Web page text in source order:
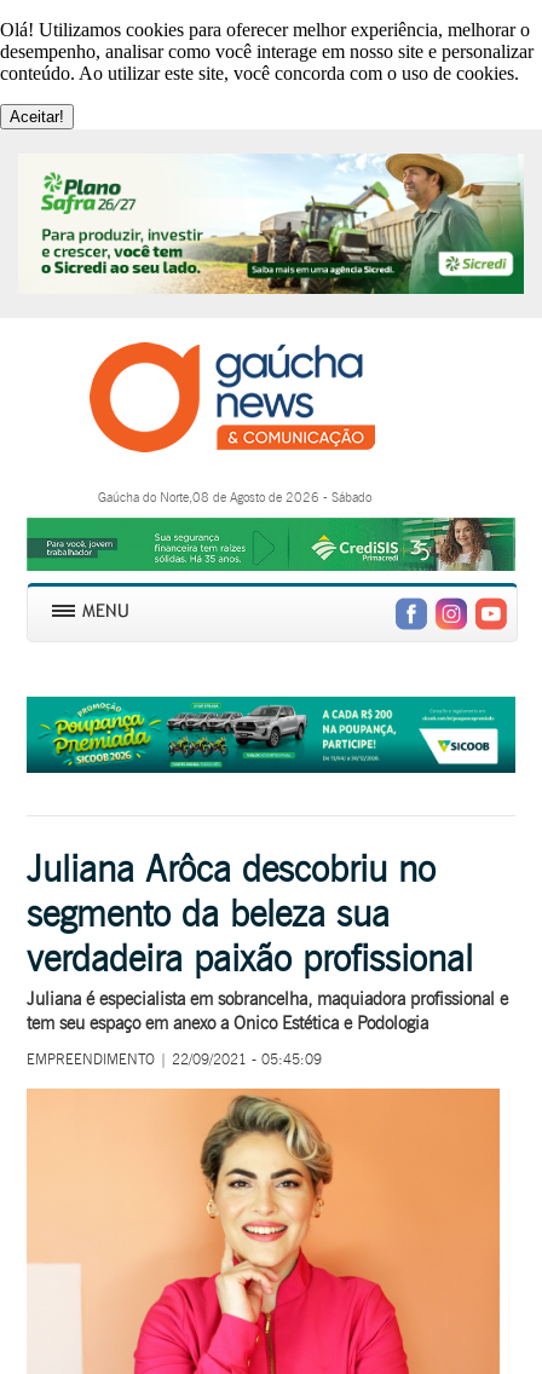
Olá! Utilizamos cookies para oferecer melhor experiência, melhorar o
desempenho, analisar como você interage em nosso site e personalizar
conteúdo. Ao utilizar este site, você concorda com o uso de cookies.
Aceitar!
Gaúcha do Norte,08 de Agosto de 2026 - Sábado
Juliana Arôca descobriu no
segmento da beleza sua
verdadeira paixão profissional
Juliana é especialista em sobrancelha, maquiadora profissional e
tem seu espaço em anexo a Onico Estética e Podologia
EMPREENDIMENTO | 22/09/2021 - 05:45:09